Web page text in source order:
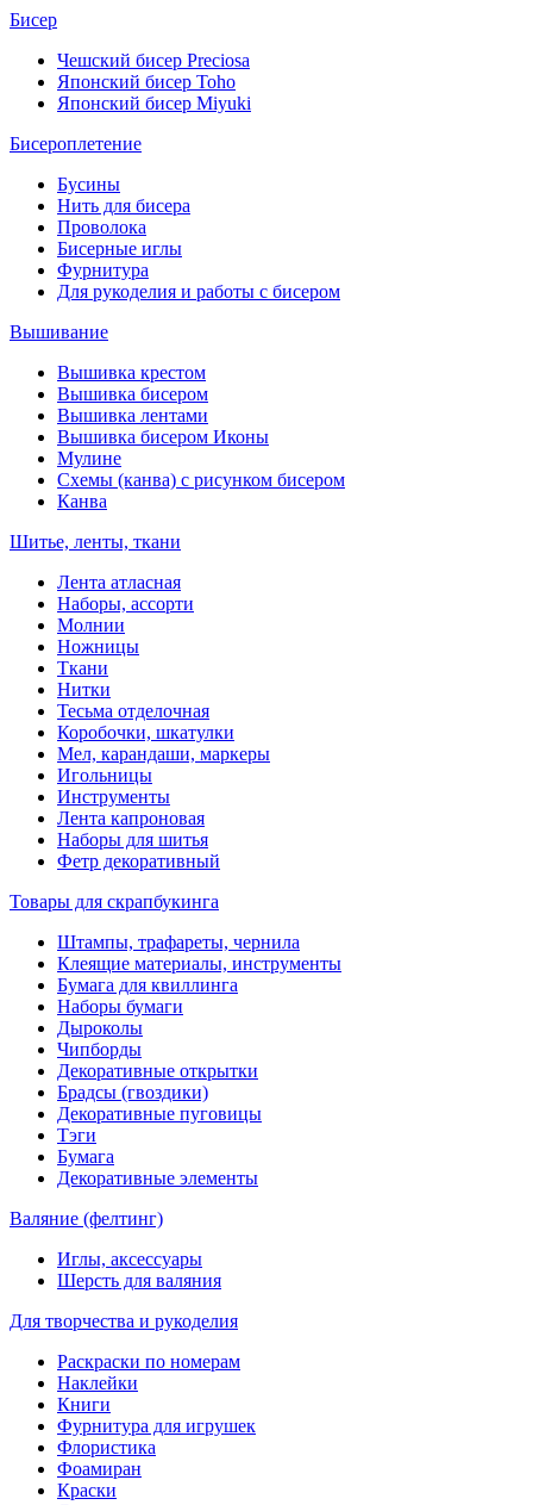
Бисер
Чешский бисер Preciosa
Японский бисер Toho
Японский бисер Miyuki
Бисероплетение
Бусины
Нить для бисера
Проволока
Бисерные иглы
Фурнитура
Для рукоделия и работы с бисером
Вышивание
Вышивка крестом
Вышивка бисером
Вышивка лентами
Вышивка бисером Иконы
Мулине
Схемы (канва) с рисунком бисером
Канва
Шитье, ленты, ткани
Лента атласная
Наборы, ассорти
Молнии
Ножницы
Ткани
Нитки
Тесьма отделочная
Коробочки, шкатулки
Мел, карандаши, маркеры
Игольницы
Инструменты
Лента капроновая
Наборы для шитья
Фетр декоративный
Товары для скрапбукинга
Штампы, трафареты, чернила
Клеящие материалы, инструменты
Бумага для квиллинга
Наборы бумаги
Дыроколы
Чипборды
Декоративные открытки
Брадсы (гвоздики)
Декоративные пуговицы
Тэги
Бумага
Декоративные элементы
Валяние (фелтинг)
Иглы, аксессуары
Шерсть для валяния
Для творчества и рукоделия
Раскраски по номерам
Наклейки
Книги
Фурнитура для игрушек
Флористика
Фоамиран
Краски